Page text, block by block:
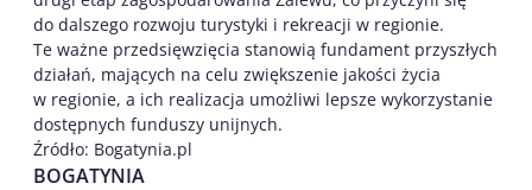
do dalszego rozwoju turystyki i rekreacji w regionie.
Te ważne przedsięwzięcia stanowią fundament przyszłych
działań, mających na celu zwiększenie jakości życia
w regionie, a ich realizacja umożliwi lepsze wykorzystanie
dostępnych funduszy unijnych.
Źródło: Bogatynia.pl
BOGATYNIA